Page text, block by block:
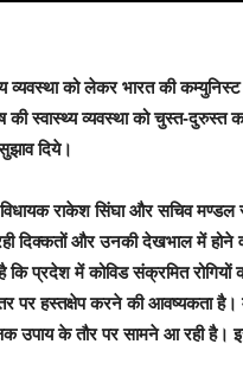
को लेकर भारत की कम्युनिस्ट
स्वास्थ्य व्यवस्था को चुस्त-
दिये।
राकेश सिंघा और सचिव मण्डल
दिक्कतों और उनकी देखभाल में होने
कि प्रदेश में कोविड संक्रमित
पर हस्तक्षेप करने की आवष्यकता
के तौर पर सामने आ रही है।